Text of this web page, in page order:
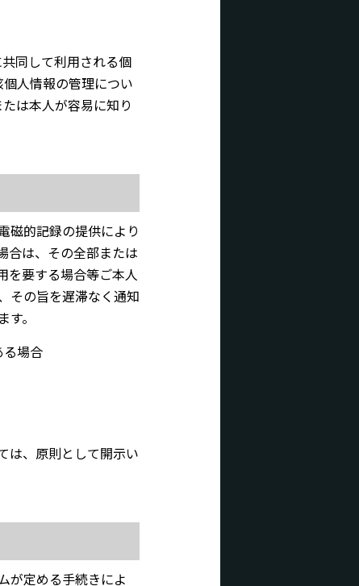
同して利用される個
人情報の管理につい
は本人が容易に知り
磁的記録の提供により
合は、その全部または
を要する場合等ご本人
その旨を遅滞なく通知
。
場合
は、原則として開示い
が定める手続きによ